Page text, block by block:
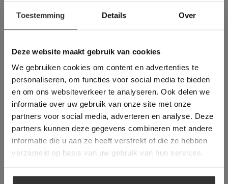
Toestemming Details Over
Deze website maakt gebruik van cookies
We gebruiken cookies om content en advertenties te
personaliseren, om functies voor social media te bieden
en om ons websiteverkeer te analyseren. Ook delen we
informatie over uw gebruik van onze site met onze
partners voor social media, adverteren en analyse. Deze
partners kunnen deze gegevens combineren met andere
informatie die u aan ze heeft verstrekt of die ze hebben
verzameld op basis van uw gebruik van hun services.
Meer dan 500 m2 showroom
Deze website maakt
gebruik van cookies.
This Cookie Banner was deleted and is no
longer working. Please contact the website
administrator.
Deze website gebruikt cookies om de
gebruikerservaring te verbeteren. Door
gebruik te maken van onze website geeft u
toestemming voor alle cookies in
overeenstemming met ons cookiebeleid.Lees
verder
ALLES ACCEPTEREN
ALLES AFWIJZEN